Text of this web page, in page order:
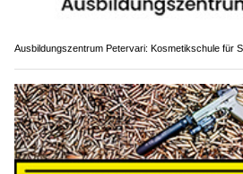
Ausbildungszentrum Petervari: Kosmetikschule für